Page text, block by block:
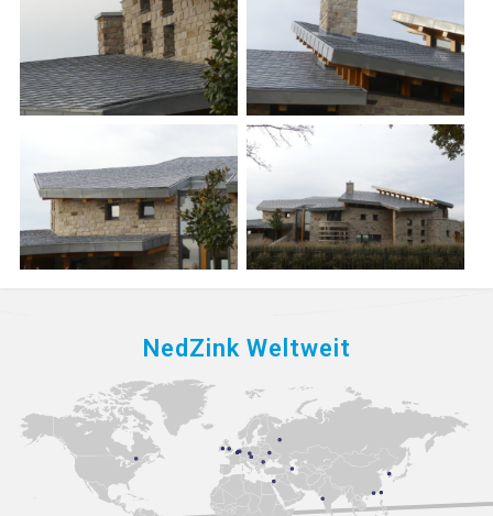
NedZink Weltweit